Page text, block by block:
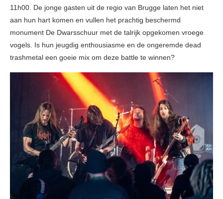
11h00. De jonge gasten uit de regio van Brugge laten het niet
aan hun hart komen en vullen het prachtig beschermd
monument De Dwarsschuur met de talrijk opgekomen vroege
vogels. Is hun jeugdig enthousiasme en de ongeremde dead
trashmetal een goeie mix om deze battle te winnen?